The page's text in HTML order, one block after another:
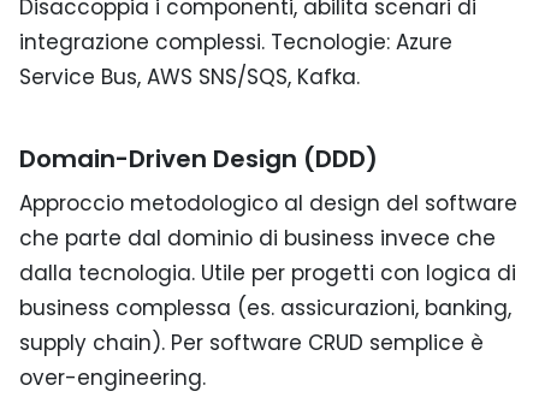
Disaccoppia i componenti, abilita scenari di
integrazione complessi. Tecnologie: Azure
Service Bus, AWS SNS/SQS, Kafka.
Domain-Driven Design (DDD)
Approccio metodologico al design del software
che parte dal dominio di business invece che
dalla tecnologia. Utile per progetti con logica di
business complessa (es. assicurazioni, banking,
supply chain). Per software CRUD semplice è
over-engineering.